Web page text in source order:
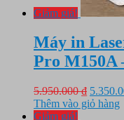
Giảm giá!
Máy in
Pro M150A
5.950.000₫ Giá
gốc
Thêm vào giỏ hàng
Giảm giá!